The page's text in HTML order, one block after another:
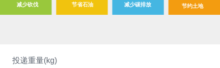
投递重量(kg)
减少砍伐 节省石油 减少碳排放 节约土地